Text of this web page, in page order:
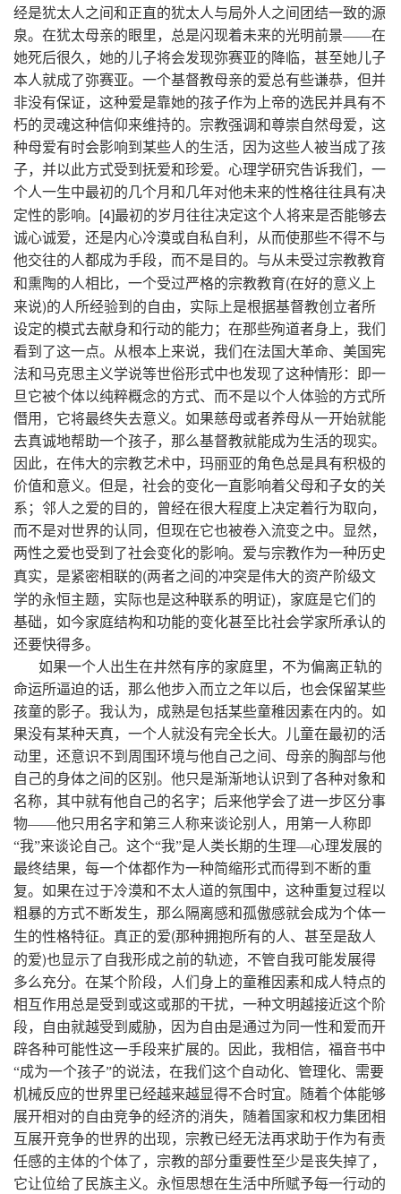
经是犹太人之间和正直的犹太人与局外人之间团结一致的源
泉。在犹太母亲的眼里，总是闪现着未来的光明前景——在
她死后很久，她的儿子将会发现弥赛亚的降临，甚至她儿子
本人就成了弥赛亚。一个基督教母亲的爱总有些谦恭，但并
非没有保证，这种爱是靠她的孩子作为上帝的选民并具有不
朽的灵魂这种信仰来维持的。宗教强调和尊崇自然母爱，这
种母爱有时会影响到某些人的生活，因为这些人被当成了孩
子，并以此方式受到抚爱和珍爱。心理学研究告诉我们，一
个人一生中最初的几个月和几年对他未来的性格往往具有决
定性的影响。 [4]最初的岁月往往决定这个人将来是否能够去
诚心诚爱，还是内心冷漠或自私自利，从而使那些不得不与
他交往的人都成为手段，而不是目的。与从未受过宗教教育
和熏陶的人相比，一个受过严格的宗教教育(在好的意义上
来说)的人所经验到的自由，实际上是根据基督教创立者所
设定的模式去献身和行动的能力；在那些殉道者身上，我们
看到了这一点。从根本上来说，我们在法国大革命、美国宪
法和马克思主义学说等世俗形式中也发现了这种情形：即一
旦它被个体以纯粹概念的方式、而不是以个人体验的方式所
僭用，它将最终失去意义。如果慈母或者养母从一开始就能
去真诚地帮助一个孩子，那么基督教就能成为生活的现实。
因此，在伟大的宗教艺术中，玛丽亚的角色总是具有积极的
价值和意义。但是，社会的变化一直影响着父母和子女的关
系；邻人之爱的目的，曾经在很大程度上决定着行为取向，
而不是对世界的认同，但现在它也被卷入流变之中。显然，
两性之爱也受到了社会变化的影响。爱与宗教作为一种历史
真实，是紧密相联的(两者之间的冲突是伟大的资产阶级文
学的永恒主题，实际也是这种联系的明证)，家庭是它们的
基础，如今家庭结构和功能的变化甚至比社会学家所承认的
还要快得多。
如果一个人出生在井然有序的家庭里，不为偏离正轨的
命运所逼迫的话，那么他步入而立之年以后，也会保留某些
孩童的影子。我认为，成熟是包括某些童稚因素在内的。如
果没有某种天真，一个人就没有完全长大。儿童在最初的活
动里，还意识不到周围环境与他自己之间、母亲的胸部与他
自己的身体之间的区别。他只是渐渐地认识到了各种对象和
名称，其中就有他自己的名字；后来他学会了进一步区分事
物——他只用名字和第三人称来谈论别人，用第一人称即
“我”来谈论自己。这个“我”是人类长期的生理—心理发展的
最终结果，每一个体都作为一种简缩形式而得到不断的重
复。如果在过于冷漠和不太人道的氛围中，这种重复过程以
粗暴的方式不断发生，那么隔离感和孤傲感就会成为个体一
生的性格特征。真正的爱(那种拥抱所有的人、甚至是敌人
的爱)也显示了自我形成之前的轨迹，不管自我可能发展得
多么充分。在某个阶段，人们身上的童稚因素和成人特点的
相互作用总是受到或这或那的干扰，一种文明越接近这个阶
段，自由就越受到威胁，因为自由是通过为同一性和爱而开
辟各种可能性这一手段来扩展的。因此，我相信，福音书中
“成为一个孩子”的说法，在我们这个自动化、管理化、需要
机械反应的世界里已经越来越显得不合时宜。随着个体能够
展开相对的自由竞争的经济的消失，随着国家和权力集团相
互展开竞争的世界的出现，宗教已经无法再求助于作为有责
任感的主体的个体了，宗教的部分重要性至少是丧失掉了，
它让位给了民族主义。永恒思想在生活中所赋予每一行动的